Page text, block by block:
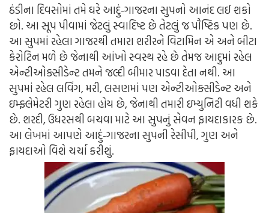
ઠંડીના દિવસોમાં તમે ઘરે આદું-ગાજરના સુપનો આનંદ લઈ શકો
છો. આ સૂપ પીવામાં જેટલું સ્વાદિષ્ટ છે તેટલું જ પૌષ્ટિક પણ છે.
આ સુપમાં રહેલા ગાજરથી તમારા શરીરને વિટામિન એ અને બીટા
કેરોટિન મળે છે જેનાથી આંખો સ્વસ્થ રહે છે તેમજ આદુમાં રહેલ
એન્ટીઓક્સીડેન્ટ તમને જલ્દી બીમાર પાડવા દેતા નથી. આ
સુપમાં રહેલ લવિંગ, મરી, લસણમાં પણ એન્ટીઓક્સીડેન્ટ અને
ઇમ્ફ્લેમેટરી ગુણ રહેલા હોય છે, જેનાથી તમારી ઇમ્યુનિટી વધી શકે
છે. શરદી, ઉધરસથી બચવા માટે આ સુપનું સેવન ફાયદાકારક છે.
આ લેખમાં આપણે આદું-ગાજરના સુપની રેસીપી, ગુણ અને
ફાયદાઓ વિશે ચર્ચા કરીશું.